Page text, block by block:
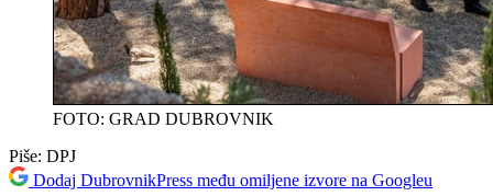
FOTO: GRAD DUBROVNIK
Piše: DPJ
Dodaj DubrovnikPress među omiljene izvore na Googleu